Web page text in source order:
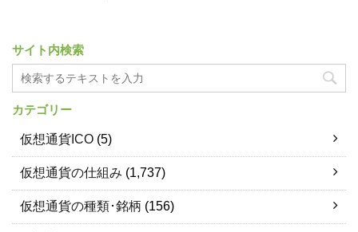
サイト内検索
カテゴリー
仮想通貨ICO (5)
仮想通貨の仕組み (1,737)
仮想通貨の種類･銘柄 (156)